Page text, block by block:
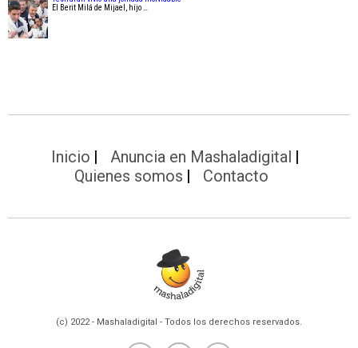
El Berit Milá de Mijael, hijo …
Inicio
Anuncia en Mashaladigital
Quienes somos
Contacto
(c) 2022 - Mashaladigital - Todos los derechos reservados.